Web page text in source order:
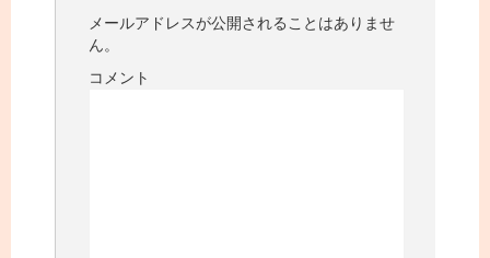
メールアドレスが公開されることはありませ
ん。
コメント